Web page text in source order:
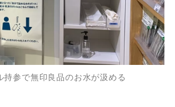
持参で無印良品のお水が汲める